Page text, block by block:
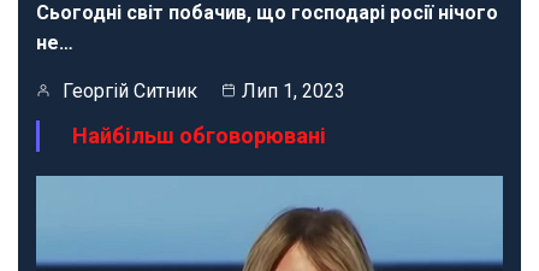
Сьогодні світ побачив, що господарі росії нічого
не…
Георгій Ситник Лип 1, 2023
Найбільш обговорювані